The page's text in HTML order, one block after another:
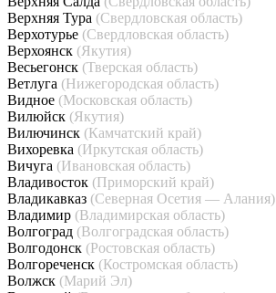
Верхняя Тура (Свердловская область)
Верхотурье (Свердловская область)
Верхоянск (Якутия)
Весьегонск (Тверская область)
Ветлуга (Нижегородская область)
Видное (Московская область)
Вилюйск (Якутия)
Вилючинск (Камчатский край)
Вихоревка (Иркутская область)
Вичуга (Ивановская область)
Владивосток (Приморский край)
Владикавказ (Северная Осетия — Алания)
Владимир (Владимирская область)
Волгоград (Волгоградская область)
Волгодонск (Ростовская область)
Волгореченск (Костромская область)
Волжск (Марий Эл)